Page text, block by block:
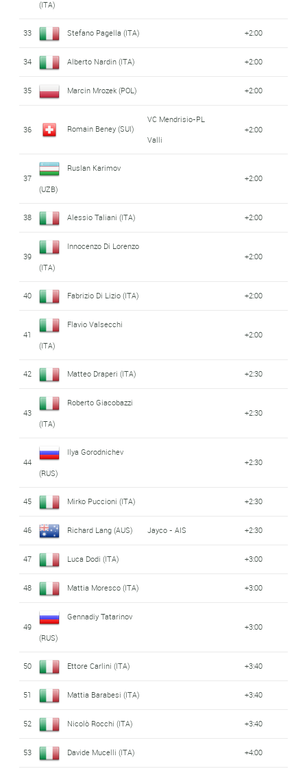
(ITA)
33 Stefano Pagella (ITA) +2:00
34 Alberto Nardin (ITA) +2:00
35 Marcin Mrozek (POL) +2:00
36 Romain Beney (SUI)
VC Mendrisio-PL
Valli
+2:00
37
Ruslan Karimov
(UZB)
+2:00
38 Alessio Taliani (ITA) +2:00
39
Innocenzo Di Lorenzo
(ITA)
+2:00
40 Fabrizio Di Lizio (ITA) +2:00
41
Flavio Valsecchi
(ITA)
+2:00
42 Matteo Draperi (ITA) +2:30
43
Roberto Giacobazzi
(ITA)
+2:30
44
Ilya Gorodnichev
(RUS)
+2:30
45 Mirko Puccioni (ITA) +2:30
46 Richard Lang (AUS) Jayco - AIS +2:30
47 Luca Dodi (ITA) +3:00
48 Mattia Moresco (ITA) +3:00
49
Gennadiy Tatarinov
(RUS)
+3:00
50 Ettore Carlini (ITA) +3:40
51 Mattia Barabesi (ITA) +3:40
52 Nicolò Rocchi (ITA) +3:40
53 Davide Mucelli (ITA) +4:00